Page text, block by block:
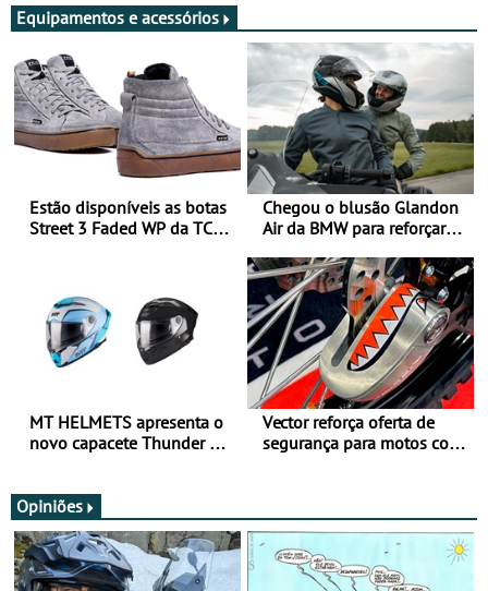
Equipamentos e acessórios
Estão disponíveis as botas
Street 3 Faded WP da TCX
Chegou o blusão Glandon
Air da BMW para reforçar
verão
MT HELMETS apresenta o
novo capacete Thunder 4 R
Vector reforça oferta de
segurança para motos com
Opiniões